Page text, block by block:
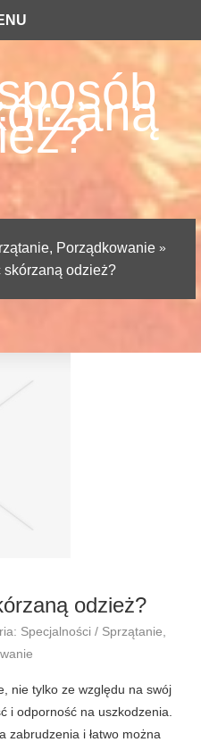
Porządkowanie»
skórzaną odzież?
odzież?
Specjalności / Sprzątanie,
nie tylko ze względu na swój
i odporność na uszkodzenia.
zabrudzenia i łatwo można